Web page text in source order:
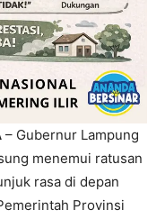
– Gubernur Lampung
menemui ratusan
rasa di depan
Provinsi